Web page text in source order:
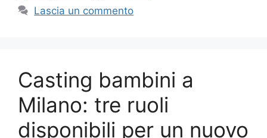
Lascia un commento
Casting bambini a
Milano: tre ruoli
disponibili per un nuovo